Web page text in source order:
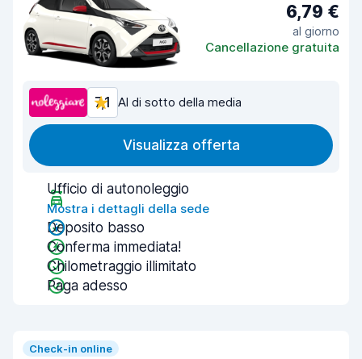
6,79 €
al giorno
Cancellazione gratuita
7,1 Al di sotto della media
Visualizza offerta
Ufficio di autonoleggio
Mostra i dettagli della sede
Deposito basso
Conferma immediata!
Chilometraggio illimitato
Paga adesso
Check-in online